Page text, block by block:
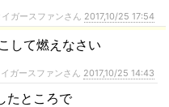
ガースファンさん 2017,10/25 17:54
して燃えなさい
ガースファンさん 2017,10/25 14:43
たところで